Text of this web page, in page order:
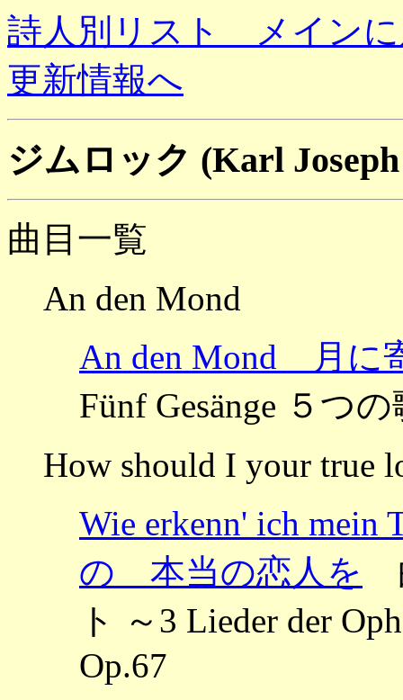
詩人別リスト メイン
更新情報へ
ジムロック (Karl
曲目一覧
An den Mond
An den Mond 月に
Fünf Gesänge ５つ
How should I your true
Wie erkenn' ich
の 本当の恋人を
ト ～3 Lieder der
Op.67